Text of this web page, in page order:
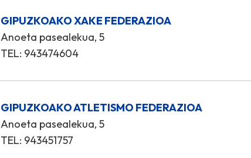
GIPUZKOAKO XAKE FEDERAZIOA
Anoeta pasealekua, 5
TEL: 943474604
GIPUZKOAKO ATLETISMO FEDERAZIOA
Anoeta pasealekua, 5
TEL: 943451757